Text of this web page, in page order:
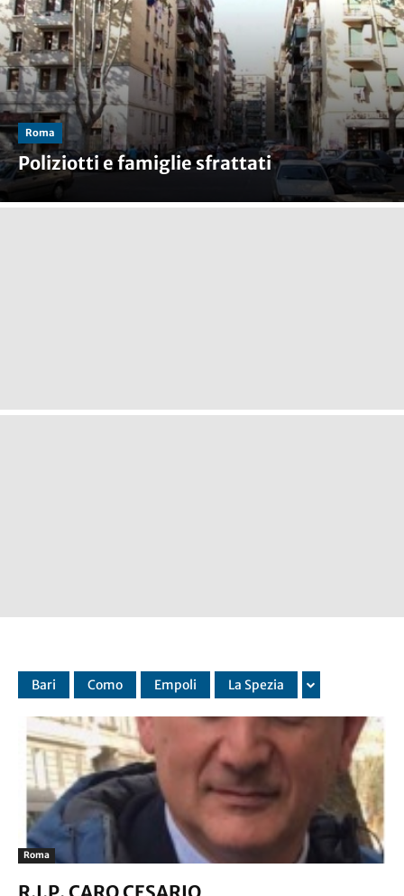
Roma
Poliziotti e famiglie sfrattati
Bari Como Empoli La Spezia
Roma